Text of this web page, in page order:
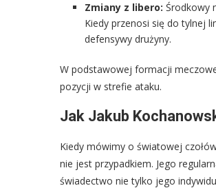
Zmiany z libero: Środkowy
Kiedy przenosi się do tylnej
defensywy drużyny.
W podstawowej formacji
pozycji w strefie ataku.
Jak Jakub
Kiedy mówimy o światowej
nie jest przypadkiem. Jego
świadectwo nie tylko jego